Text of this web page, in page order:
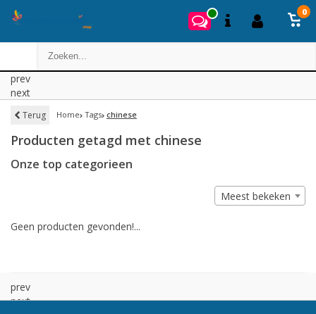
0
prev
next
Terug Home Tags chinese
Producten getagd met chinese
Onze top categorieen
Meest bekeken
Geen producten gevonden!...
prev
next